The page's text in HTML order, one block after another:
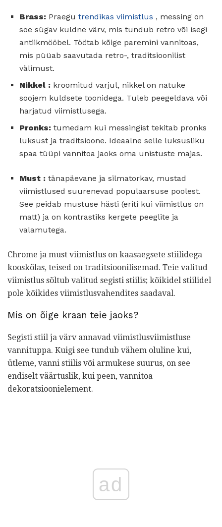
Brass: Praegu trendikas viimistlus , messing on
soe sügav kuldne värv, mis tundub retro või isegi
antiikmööbel. Töötab kõige paremini vannitoas,
mis püüab saavutada retro-, traditsioonilist
välimust.
Nikkel : kroomitud varjul, nikkel on natuke
soojem kuldsete toonidega. Tuleb peegeldava või
harjatud viimistlusega.
Pronks: tumedam kui messingist tekitab pronks
luksust ja traditsioone. Ideaalne selle luksusliku
spaa tüüpi vannitoa jaoks oma unistuste majas.
Must : tänapäevane ja silmatorkav, mustad
viimistlused suurenevad populaarsuse poolest.
See peidab mustuse hästi (eriti kui viimistlus on
matt) ja on kontrastiks kergete peeglite ja
valamutega.
Chrome ja must viimistlus on kaasaegsete stiilidega
kooskõlas, teised on traditsioonilisemad. Teie valitud
viimistlus sõltub valitud segisti stiilis; kõikidel stiilidel
pole kõikides viimistlusvahendites saadaval.
Mis on õige kraan teie jaoks?
Segisti stiil ja värv annavad viimistlusviimistluse
vannituppa. Kuigi see tundub vähem oluline kui,
ütleme, vanni stiilis või armukese suurus, on see
endiselt väärtuslik, kui peen, vannitoa
dekoratsioonielement.
ad